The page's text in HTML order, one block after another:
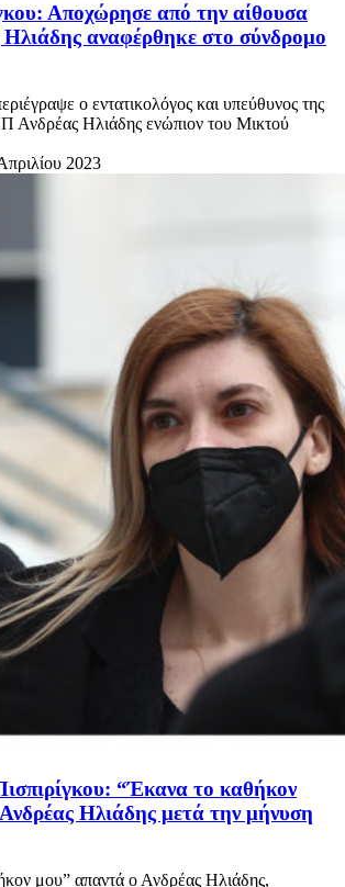
Αποχώρησε από την αίθουσα
αναφέρθηκε στο σύνδρομο
ο εντατικολόγος και υπεύθυνος της
Ηλιάδης ενώπιον του Μικτού
2023
“Έκανα το καθήκον
Ηλιάδης μετά την μήνυση
μου” απαντά ο Ανδρέας Ηλιάδης,